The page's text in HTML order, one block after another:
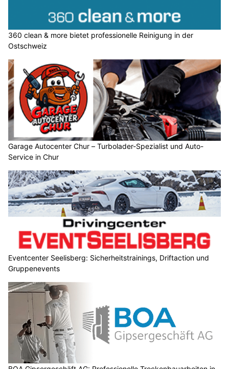
360 clean & more bietet professionelle Reinigung in der
Ostschweiz
Garage Autocenter Chur – Turbolader-Spezialist und Auto-
Service in Chur
Eventcenter Seelisberg: Sicherheitstrainings, Driftaction und
Gruppenevents